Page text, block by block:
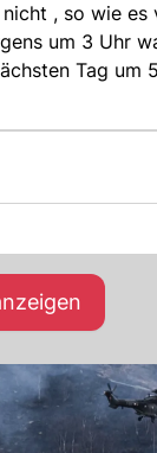
, so wie
um 3 Uhr
Tag um